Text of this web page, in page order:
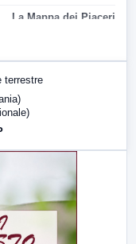
La Mappa dei Piaceri
terrestre